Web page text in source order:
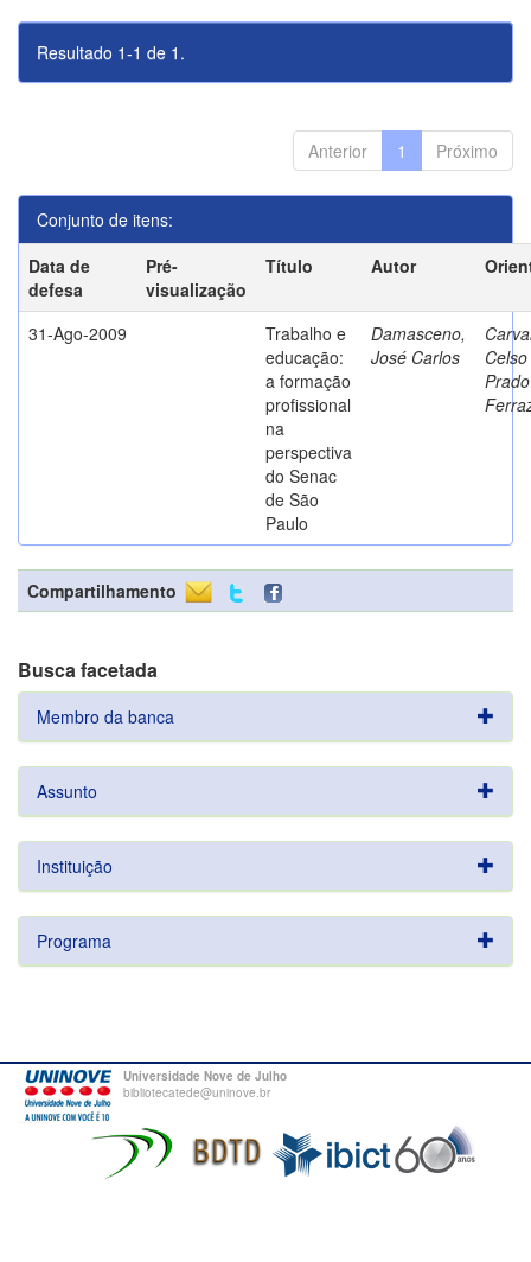
Resultado 1-1 de 1.
Anterior 1 Próximo
Conjunto de itens:
Data de
defesa
Pré-
visualização
Título Autor
31-Ago-2009
Trabalho e
educação:
a formação
profissional
na
perspectiva
do Senac
de São
Paulo
Damasceno,
José Carlos
Prado
Compartilhamento
Busca facetada
Membro da banca
Assunto
Instituição
Programa
Universidade Nove de Julho
bibliotecatede@uninove.br